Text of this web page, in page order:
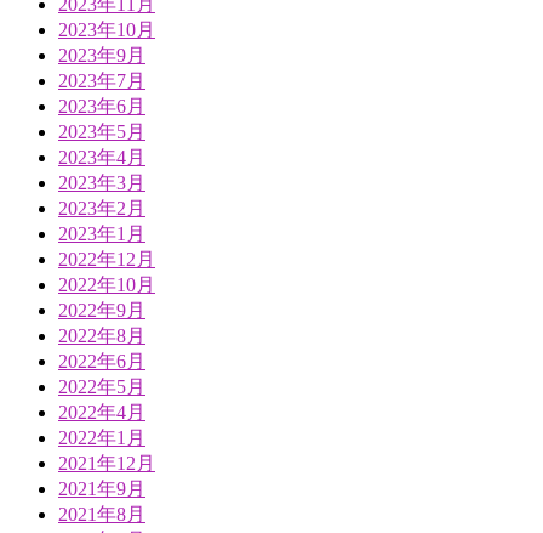
2023年11月
2023年10月
2023年9月
2023年7月
2023年6月
2023年5月
2023年4月
2023年3月
2023年2月
2023年1月
2022年12月
2022年10月
2022年9月
2022年8月
2022年6月
2022年5月
2022年4月
2022年1月
2021年12月
2021年9月
2021年8月